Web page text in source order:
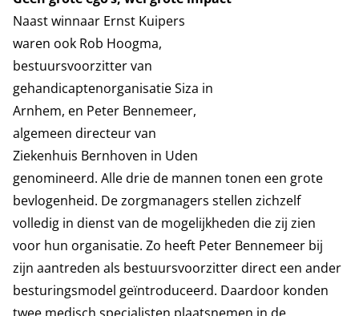
Naast winnaar Ernst Kuipers
waren ook Rob Hoogma,
bestuursvoorzitter van
gehandicaptenorganisatie Siza in
Arnhem, en Peter Bennemeer,
algemeen directeur van
Ziekenhuis Bernhoven in Uden
genomineerd. Alle drie de mannen tonen een grote
bevlogenheid. De zorgmanagers stellen zichzelf
volledig in dienst van de mogelijkheden die zij zien
voor hun organisatie. Zo heeft Peter Bennemeer bij
zijn aantreden als bestuursvoorzitter direct een ander
besturingsmodel geïntroduceerd. Daardoor konden